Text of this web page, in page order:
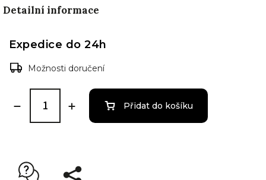
Detailní informace
Expedice do 24h
Možnosti doručení
Přidat do košíku